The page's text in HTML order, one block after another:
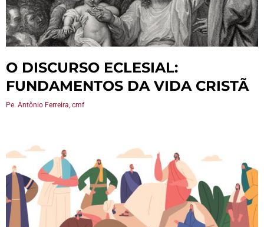
O DISCURSO ECLESIAL:
FUNDAMENTOS DA VIDA CRISTÃ
Pe. Antônio Ferreira, cmf